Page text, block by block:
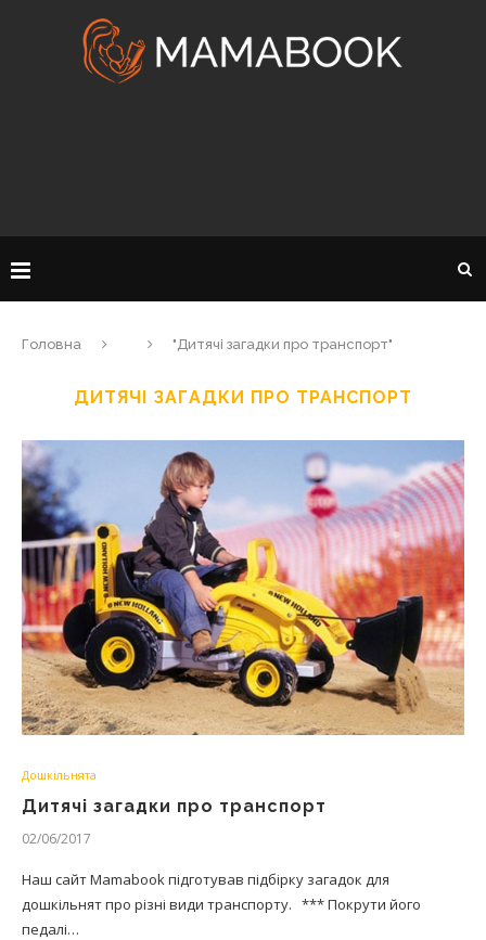
Головна "Дитячі загадки про транспорт"
ДИТЯЧІ ЗАГАДКИ ПРО ТРАНСПОРТ
Дошкільнята
Дитячі загадки про транспорт
02/06/2017
Наш сайт Mamabook підготував підбірку загадок для
дошкільнят про різні види транспорту. *** Покрути його
педалі…